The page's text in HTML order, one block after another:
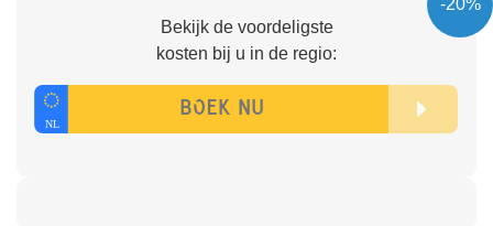
Bekijk de voordeligste
kosten bij u in de regio: